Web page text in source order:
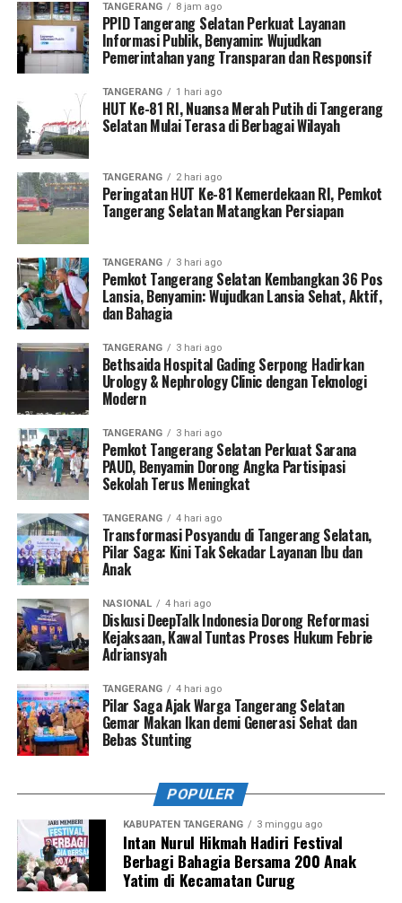
TANGERANG 8 jam ago
PPID Tangerang Selatan Perkuat Layanan
Informasi Publik, Benyamin: Wujudkan
Pemerintahan yang Transparan dan Responsif
TANGERANG 1 hari ago
HUT Ke-81 RI, Nuansa Merah Putih di Tangerang
Selatan Mulai Terasa di Berbagai Wilayah
TANGERANG 2 hari ago
Peringatan HUT Ke-81 Kemerdekaan RI, Pemkot
Tangerang Selatan Matangkan Persiapan
TANGERANG 3 hari ago
Pemkot Tangerang Selatan Kembangkan 36 Pos
Lansia, Benyamin: Wujudkan Lansia Sehat, Aktif,
dan Bahagia
TANGERANG 3 hari ago
Bethsaida Hospital Gading Serpong Hadirkan
Urology & Nephrology Clinic dengan Teknologi
Modern
TANGERANG 3 hari ago
Pemkot Tangerang Selatan Perkuat Sarana
PAUD, Benyamin Dorong Angka Partisipasi
Sekolah Terus Meningkat
TANGERANG 4 hari ago
Transformasi Posyandu di Tangerang Selatan,
Pilar Saga: Kini Tak Sekadar Layanan Ibu dan
Anak
NASIONAL 4 hari ago
Diskusi DeepTalk Indonesia Dorong Reformasi
Kejaksaan, Kawal Tuntas Proses Hukum Febrie
Adriansyah
TANGERANG 4 hari ago
Pilar Saga Ajak Warga Tangerang Selatan
Gemar Makan Ikan demi Generasi Sehat dan
Bebas Stunting
POPULER
KABUPATEN TANGERANG 3 minggu ago
Intan Nurul Hikmah Hadiri Festival
Berbagi Bahagia Bersama 200 Anak
Yatim di Kecamatan Curug